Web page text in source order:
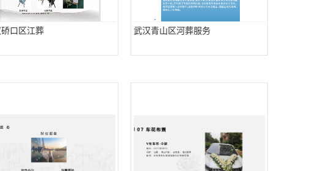
口区江葬 武汉青山区河葬服务